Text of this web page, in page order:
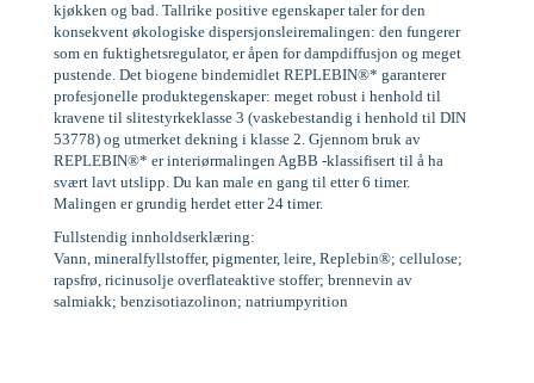
kjøkken og bad. Tallrike positive egenskaper taler for den
konsekvent økologiske dispersjonsleiremalingen: den fungerer
som en fuktighetsregulator, er åpen for dampdiffusjon og meget
pustende. Det biogene bindemidlet REPLEBIN®* garanterer
profesjonelle produktegenskaper: meget robust i henhold til
kravene til slitestyrkeklasse 3 (vaskebestandig i henhold til DIN
53778) og utmerket dekning i klasse 2. Gjennom bruk av
REPLEBIN®* er interiørmalingen AgBB -klassifisert til å ha
svært lavt utslipp. Du kan male en gang til etter 6 timer.
Malingen er grundig herdet etter 24 timer.
Fullstendig innholdserklæring:
Vann, mineralfyllstoffer, pigmenter, leire, Replebin®; cellulose;
rapsfrø, ricinusolje overflateaktive stoffer; brennevin av
salmiakk; benzisotiazolinon; natriumpyrition